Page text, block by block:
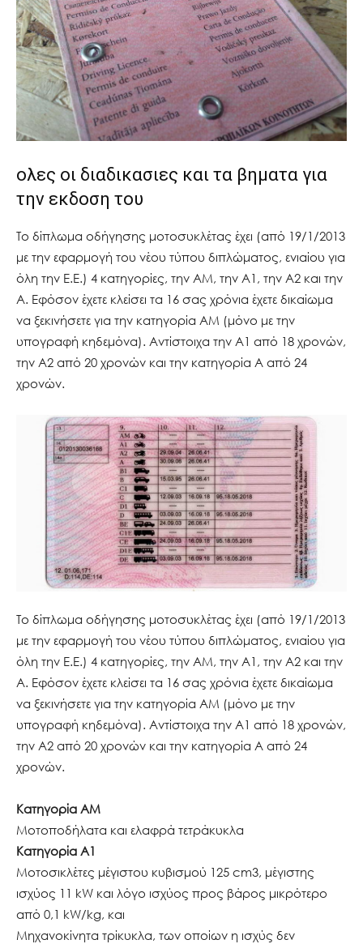
ολες οι διαδικασιες και τα βηματα για
την εκδοση του
Το δίπλωμα οδήγησης μοτοσυκλέτας έχει (από 19/1/2013
με την εφαρμογή του νέου τύπου διπλώματος, ενιαίου για
όλη την Ε.Ε.) 4 κατηγορίες, την ΑΜ, την Α1, την Α2 και την
Α. Εφόσον έχετε κλείσει τα 16 σας χρόνια έχετε δικαίωμα
να ξεκινήσετε για την κατηγορία ΑΜ (μόνο με την
υπογραφή κηδεμόνα). Αντίστοιχα την Α1 από 18 χρονών,
την Α2 από 20 χρονών και την κατηγορία Α από 24
χρονών.
Το δίπλωμα οδήγησης μοτοσυκλέτας έχει (από 19/1/2013
με την εφαρμογή του νέου τύπου διπλώματος, ενιαίου για
όλη την Ε.Ε.) 4 κατηγορίες, την ΑΜ, την Α1, την Α2 και την
Α. Εφόσον έχετε κλείσει τα 16 σας χρόνια έχετε δικαίωμα
να ξεκινήσετε για την κατηγορία ΑΜ (μόνο με την
υπογραφή κηδεμόνα). Αντίστοιχα την Α1 από 18 χρονών,
την Α2 από 20 χρονών και την κατηγορία Α από 24
χρονών.
Κατηγορία AΜ
Μοτοποδήλατα και ελαφρά τετράκυκλα
Κατηγορία Α1
Μοτοσικλέτες μέγιστου κυβισμού 125 cm3, μέγιστης
ισχύος 11 kW και λόγο ισχύος προς βάρος μικρότερο
από 0,1 kW/kg, και
Μηχανοκίνητα τρίκυκλα, των οποίων η ισχύς δεν